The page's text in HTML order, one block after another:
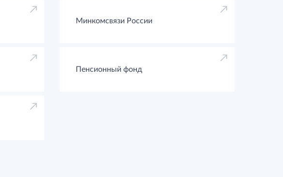
Минкомсвязи России
Пенсионный фонд